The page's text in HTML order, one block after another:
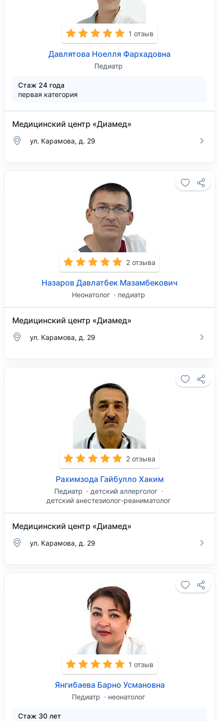
1 отзыв
Давлятова Ноелля Фархадовна
Педиатр
Стаж 24 года
первая категория
Медицинский центр «Диамед»
ул. Карамова, д. 29
2 отзыва
Назаров Давлатбек Мазамбекович
Неонатолог педиатр
Медицинский центр «Диамед»
ул. Карамова, д. 29
2 отзыва
Рахимзода Гайбулло Хаким
Педиатр
детский аллерголог
детский анестезиолог-реаниматолог
Медицинский центр «Диамед»
ул. Карамова, д. 29
1 отзыв
Янгибаева Барно Усмановна
Педиатр неонатолог
Стаж 30 лет